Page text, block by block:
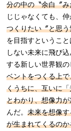
分の中の〝余白〞
じじゃなくても、
つくりたい〞と思
を目指すというこ
しない未来に飛び
する新しい世界観の
ベントをつくる上
くうちに、互いに
とわかり、想像力
んだ。 未来を想像
が生まれてくるの